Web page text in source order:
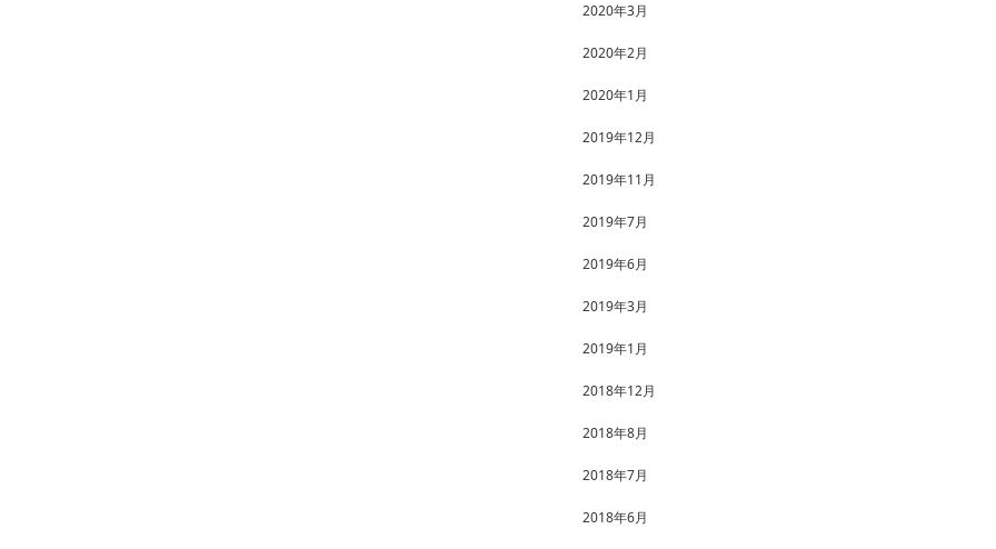
2020年3月
2020年2月
2020年1月
2019年12月
2019年11月
2019年7月
2019年6月
2019年3月
2019年1月
2018年12月
2018年8月
2018年7月
2018年6月